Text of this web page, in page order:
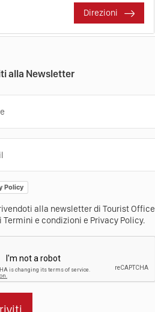
Direzioni
alla Newsletter
Policy
alla newsletter di Tourist Office
e condizioni e Privacy Policy.